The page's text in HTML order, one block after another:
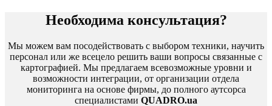
Необходима консультация?
Мы можем вам посодействовать с выбором техники, научить
персонал или же всецело решить ваши вопросы связанные с
картографией. Мы предлагаем всевозможные уровни и
возможности интеграции, от организации отдела
мониторинга на основе фирмы, до полного аутсорса
специалистами QUADRO.ua